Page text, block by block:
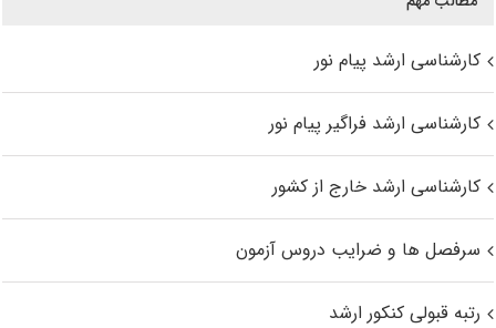
کارشناسی ارشد پیام نور
کارشناسی ارشد فراگیر پیام نور
کارشناسی ارشد خارج از کشور
سرفصل ها و ضرایب دروس آزمون
رتبه قبولی کنکور ارشد